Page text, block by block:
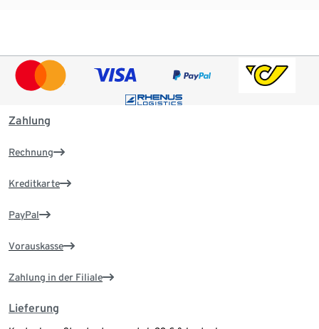
Zahlung
Rechnung
Kreditkarte
PayPal
Vorauskasse
Zahlung in der Filiale
Lieferung